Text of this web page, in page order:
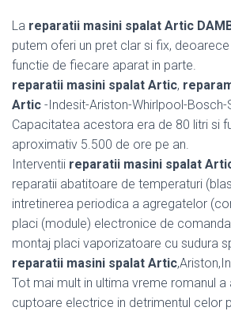
La reparatii masini spalat Artic
putem oferi un pret clar si fix,
functie de fiecare aparat in parte.
reparatii masini spalat Artic,
Artic -Indesit-Ariston-Whirlpool-
Capacitatea acestora era de 80 litri si
aproximativ 5.500 de ore pe an.
Interventii reparatii masini spalat
reparatii abatitoare de temperaturi
intretinerea periodica a agregatelor
placi (module) electronice de
montaj placi vaporizatoare cu sudura
reparatii masini spalat Artic
Tot mai mult in ultima vreme romanul a
cuptoare electrice in detrimentul celor